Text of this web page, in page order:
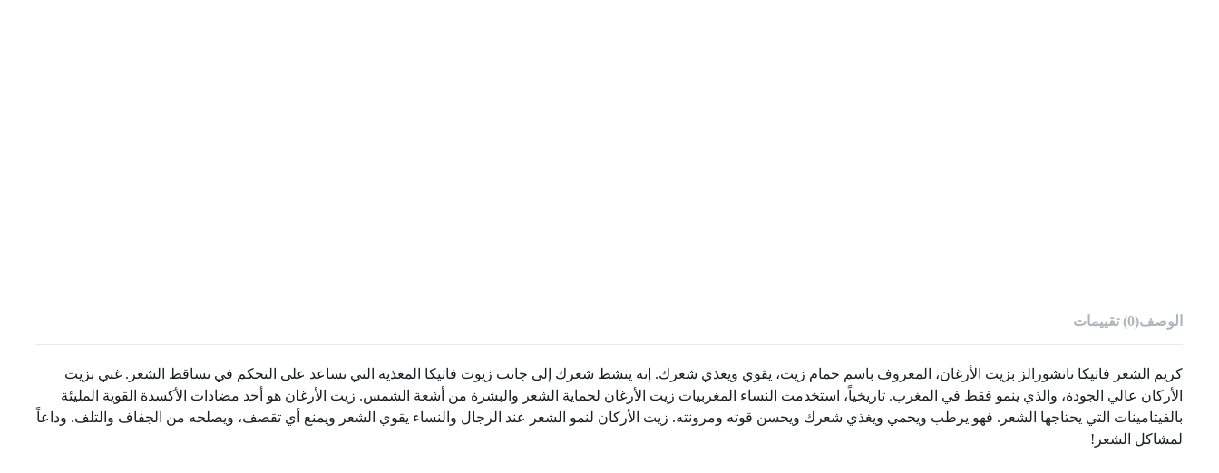
الوصف(0) تقييمات
كريم الشعر فاتيكا ناتشورالز بزيت الأرغان، المعروف باسم حمام زيت، يقوي ويغذي شعرك. إنه ينشط شعرك إلى جانب زيوت فاتيكا المغذية التي تساعد على التحكم في تساقط الشعر. غني بزيت
الأركان عالي الجودة، والذي ينمو فقط في المغرب. تاريخياً، استخدمت النساء المغربيات زيت الأرغان لحماية الشعر والبشرة من أشعة الشمس. زيت الأرغان هو أحد مضادات الأكسدة القوية المليئة
بالفيتامينات التي يحتاجها الشعر. فهو يرطب ويحمي ويغذي شعرك ويحسن قوته ومرونته. زيت الأركان لنمو الشعر عند الرجال والنساء يقوي الشعر ويمنع أي تقصف، ويصلحه من الجفاف والتلف. وداعاً
لمشاكل الشعر!